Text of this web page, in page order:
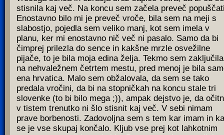
stisnila kaj več. Na koncu sem začela preveč
Enostavno bilo mi je preveč vroče, bila sem na meji s
slabostjo, pojedla sem veliko manj, kot sem imela v
planu, ker mi enostavno nič več ni pasalo. Samo da bi
čimprej prilezla do sence in kakšne mrzle osvežilne
pijače, to je bila moja edina želja. Tekmo sem zaključila
na nehvaležnem četrtem mestu, pred menoj je bila
ena hrvatica. Malo sem obžalovala, da sem se tako
predala vročini, da bi na stopničkah na koncu stale tri
slovenke (to bi bilo mega ;)), ampak dejstvo je, da
v tistem trenutko ni šlo stisnit kaj več. V sebi nimam
prave borbenosti. Zadovoljna sem s tem kar imam in
se je vse skupaj končalo. Kljub vse prej kot lahkotnim